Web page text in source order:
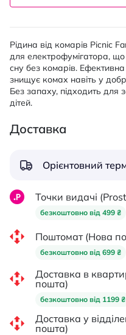
Рідина від комарів Picnic
для електрофумігатора,
сну без комарів.
знищує комах навіть у
Без запаху, підходить для
дітей.
Доставка
Орієнтовний
Точки видачі
безкоштовно від 499 ₴
Поштомат (Нова
безкоштовно від 699 ₴
Доставка в
пошта)
безкоштовно від 1199 ₴
Доставка у
пошта)